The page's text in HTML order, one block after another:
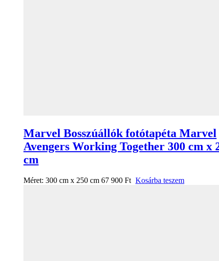
Marvel Bosszúállók fotótapéta Marvel
Avengers Working Together 300 cm x
cm
Méret: 300 cm x 250 cm 67 900 Ft Kosárba teszem